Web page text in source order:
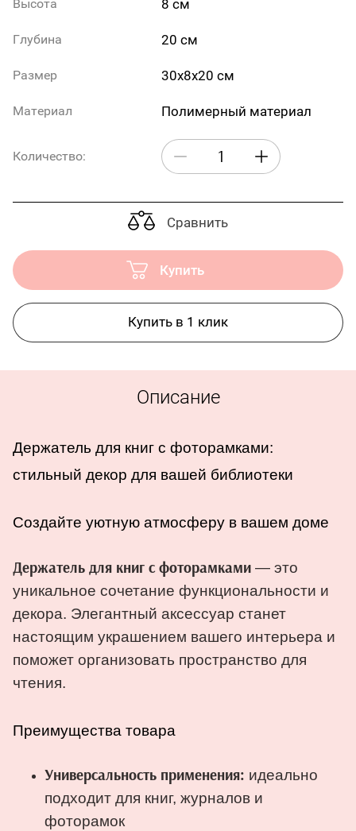
Высота 8 см
Глубина 20 см
Размер 30х8х20 см
Материал Полимерный материал
Количество:
Сравнить
Купить
Купить в 1 клик
Описание
Держатель для книг с фоторамками:
стильный декор для вашей библиотеки
Создайте уютную атмосферу в вашем доме
Держатель для книг с фоторамками — это
уникальное сочетание функциональности и
декора. Элегантный аксессуар станет
настоящим украшением вашего интерьера и
поможет организовать пространство для
чтения.
Преимущества товара
Универсальность применения: идеально
подходит для книг, журналов и
фоторамок